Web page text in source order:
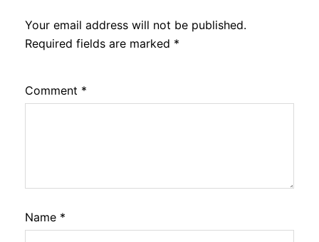
Your email address will not be published.
Required fields are marked *
Comment *
Name *